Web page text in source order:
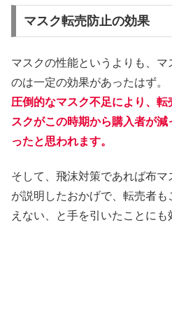
マスク転売防止の効果
マスクの性能というよりも、マ
のは一定の効果があったはず。
圧倒的なマスク不足により、
スクがこの時期から購入者が
ったと思われます。
そして、飛沫対策であれば布
が説明したおかげで、転売者
えない、と手を引いたことにも